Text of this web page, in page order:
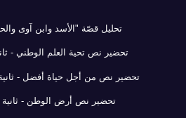
تحليل قصّة "الأسد وابن آوى
تحضير نص تحية العلم الوطني -
تحضير نص من أجل حياة أفضل -
تحضير نص أرض الوطن - ثانية